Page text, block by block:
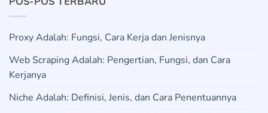
Proxy Adalah: Fungsi, Cara Kerja dan Jenisnya
Web Scraping Adalah: Pengertian, Fungsi, dan Cara
Kerjanya
Niche Adalah: Definisi, Jenis, dan Cara Penentuannya